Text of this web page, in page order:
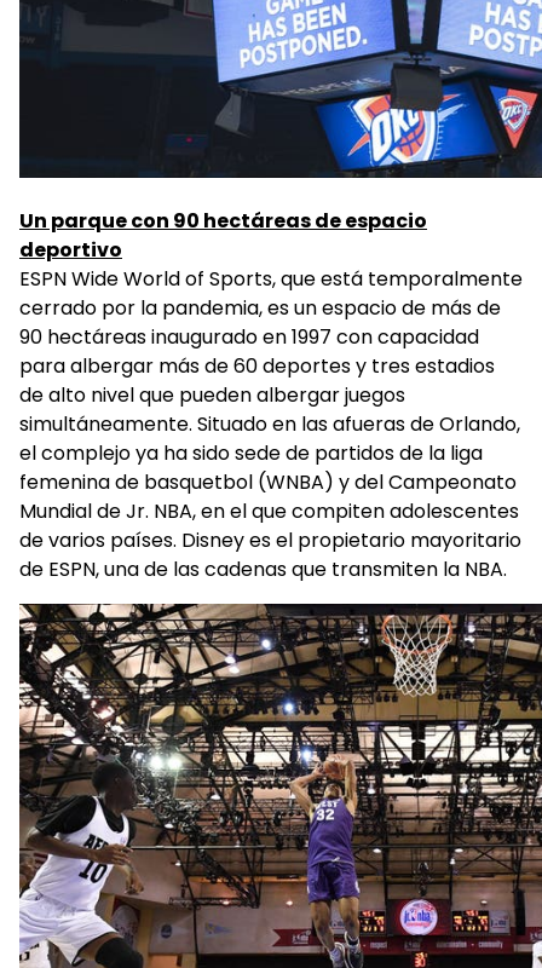
Un parque con 90 hectáreas de espacio
deportivo
ESPN Wide World of Sports, que está temporalmente
cerrado por la pandemia, es un espacio de más de
90 hectáreas inaugurado en 1997 con capacidad
para albergar más de 60 deportes y tres estadios
de alto nivel que pueden albergar juegos
simultáneamente. Situado en las afueras de Orlando,
el complejo ya ha sido sede de partidos de la liga
femenina de basquetbol (WNBA) y del Campeonato
Mundial de Jr. NBA, en el que compiten adolescentes
de varios países. Disney es el propietario mayoritario
de ESPN, una de las cadenas que transmiten la NBA.